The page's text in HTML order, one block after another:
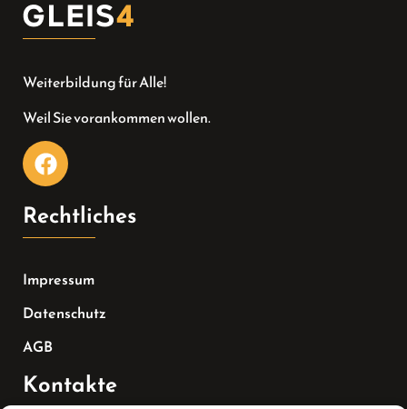
Weiterbildung für Alle!
Weil Sie vorankommen wollen.
Rechtliches
Impressum
Datenschutz
AGB
Kontakte